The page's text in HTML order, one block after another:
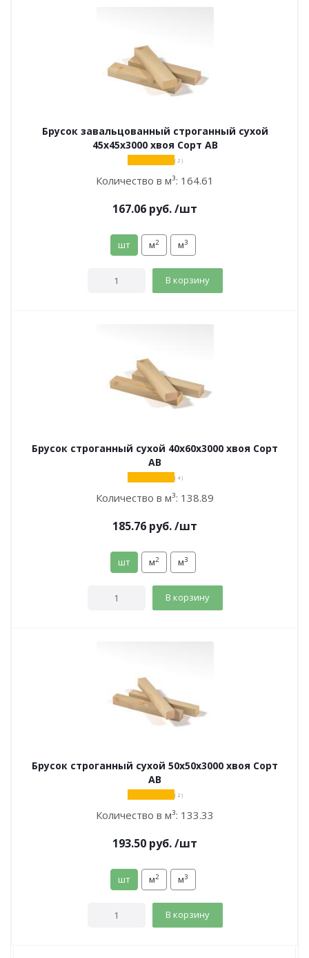
Брусок завальцованный строганный сухой
45х45х3000 хвоя Сорт АВ
( 2 )
Количество в м³: 164.61
167.06 руб./шт
шт м2 м3
В корзину
Брусок строганный сухой 40х60х3000 хвоя Сорт
АВ
( 4 )
Количество в м³: 138.89
185.76 руб./шт
шт м2 м3
В корзину
Брусок строганный сухой 50х50х3000 хвоя Сорт
АВ
( 2 )
Количество в м³: 133.33
193.50 руб./шт
шт м2 м3
В корзину